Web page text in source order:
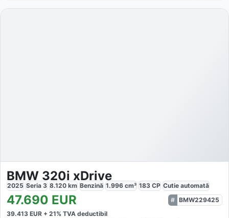
BMW 320i xDrive
2025 Seria 3 8.120 km Benzină 1.996 cm³ 183 CP Cutie automată
47.690 EUR
BMW229425
39.413 EUR + 21% TVA deductibil